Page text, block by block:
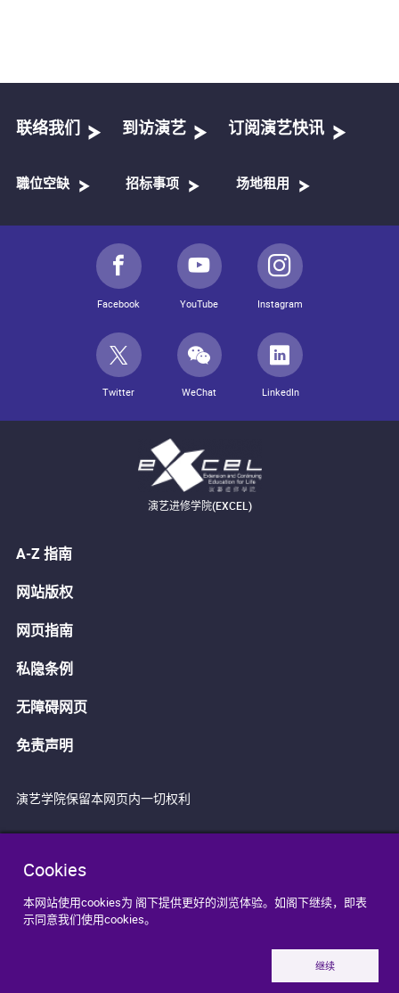
Cookies
本网站使用cookies为 阁下提供更好的浏览体验。如阁下继续，即表
示同意我们使用cookies。
继续
联络我们 到访演艺 订阅演艺快讯
職位空缺 招标事项 场地租用
Facebook YouTube Instagram
Twitter WeChat LinkedIn
演艺进修学院(EXCEL)
A-Z 指南
网站版权
网页指南
私隐条例
无障碍网页
免责声明
演艺学院保留本网页内一切权利